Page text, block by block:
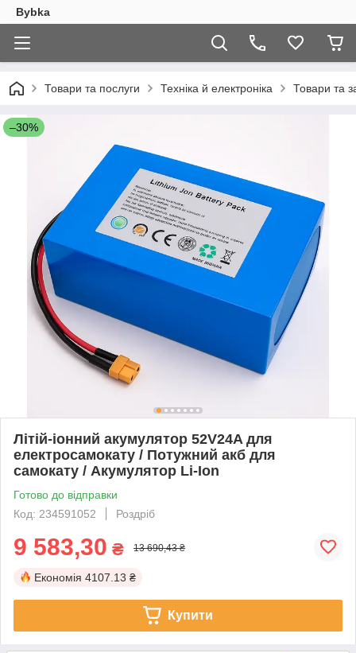
Bybka
Товари та послуги Техніка й електроніка Товари та
–30%
Літій-іонний акумулятор 52V24A для
електросамокату / Потужний акб для
самокату / Акумулятор Li-Ion
Готово до відправки
Код: 234591052
Роздріб
9 583,30 ₴ 13 690,43 ₴
Економія 4107.13 ₴
Купити